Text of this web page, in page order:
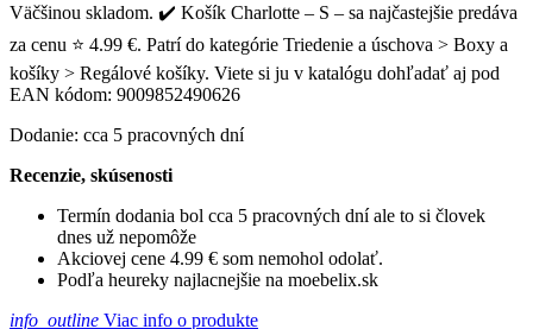
Väčšinou skladom. ✔️ Košík Charlotte – S – sa najčastejšie predáva
za cenu ⭐ 4.99 €. Patrí do kategórie Triedenie a úschova > Boxy a
košíky > Regálové košíky. Viete si ju v katalógu dohľadať aj pod
EAN kódom: 9009852490626
Dodanie: cca 5 pracovných dní
Recenzie, skúsenosti
Termín dodania bol cca 5 pracovných dní ale to si človek
dnes už nepomôže
Akciovej cene 4.99 € som nemohol odolať.
Podľa heureky najlacnejšie na moebelix.sk
info_outline Viac info o produkte